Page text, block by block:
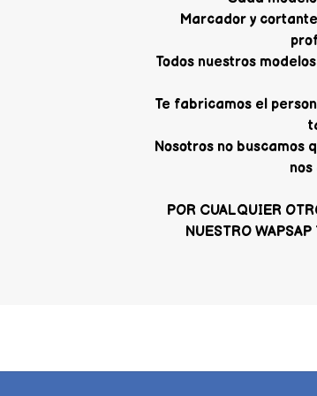
Marcador y
Todos nuestros
Te fabricamos el
Nosotros no buscamos
POR CUALQUIER
NUESTRO